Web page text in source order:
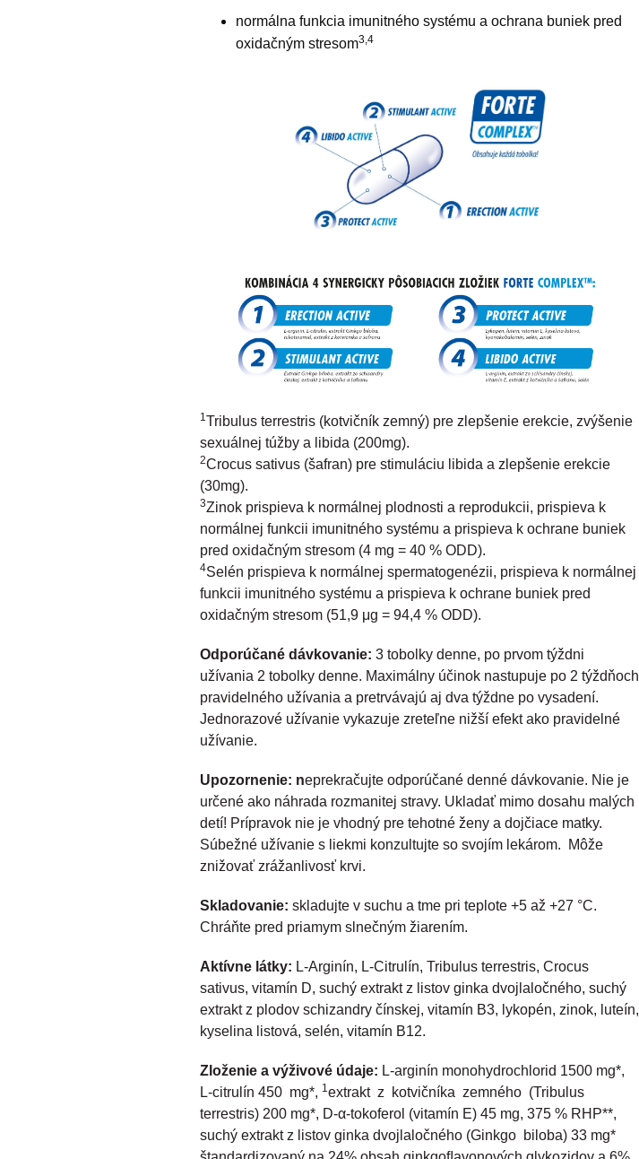
normálna funkcia imunitného systému a ochrana buniek pred
oxidačným stresom3,4
1Tribulus terrestris (kotvičník zemný) pre zlepšenie erekcie, zvýšenie
sexuálnej túžby a libida (200mg).
2Crocus sativus (šafran) pre stimuláciu libida a zlepšenie erekcie
(30mg).
3Zinok prispieva k normálnej plodnosti a reprodukcii, prispieva k
normálnej funkcii imunitného systému a prispieva k ochrane buniek
pred oxidačným stresom (4 mg = 40 % ODD).
4Selén prispieva k normálnej spermatogenézii, prispieva k normálnej
funkcii imunitného systému a prispieva k ochrane buniek pred
oxidačným stresom (51,9 μg = 94,4 % ODD).
Odporúčané dávkovanie: 3 tobolky denne, po prvom týždni
užívania 2 tobolky denne. Maximálny účinok nastupuje po 2 týždňoch
pravidelného užívania a pretrvávajú aj dva týždne po vysadení.
Jednorazové užívanie vykazuje zreteľne nižší efekt ako pravidelné
užívanie.
Upozornenie: neprekračujte odporúčané denné dávkovanie. Nie je
určené ako náhrada rozmanitej stravy. Ukladať mimo dosahu malých
detí! Prípravok nie je vhodný pre tehotné ženy a dojčiace matky.
Súbežné užívanie s liekmi konzultujte so svojím lekárom. Môže
znižovať zrážanlivosť krvi.
Skladovanie: skladujte v suchu a tme pri teplote +5 až +27 °C.
Chráňte pred priamym slnečným žiarením.
Aktívne látky: L-Arginín, L-Citrulín, Tribulus terrestris, Crocus
sativus, vitamín D, suchý extrakt z listov ginka dvojlaločného, suchý
extrakt z plodov schizandry čínskej, vitamín B3, lykopén, zinok, luteín,
kyselina listová, selén, vitamín B12.
Zloženie a výživové údaje: L-arginín monohydrochlorid 1500 mg*,
L-citrulín 450 mg*, 1extrakt z kotvičníka zemného (Tribulus
terrestris) 200 mg*, D-α-tokoferol (vitamín E) 45 mg, 375 % RHP**,
suchý extrakt z listov ginka dvojlaločného (Ginkgo biloba) 33 mg*